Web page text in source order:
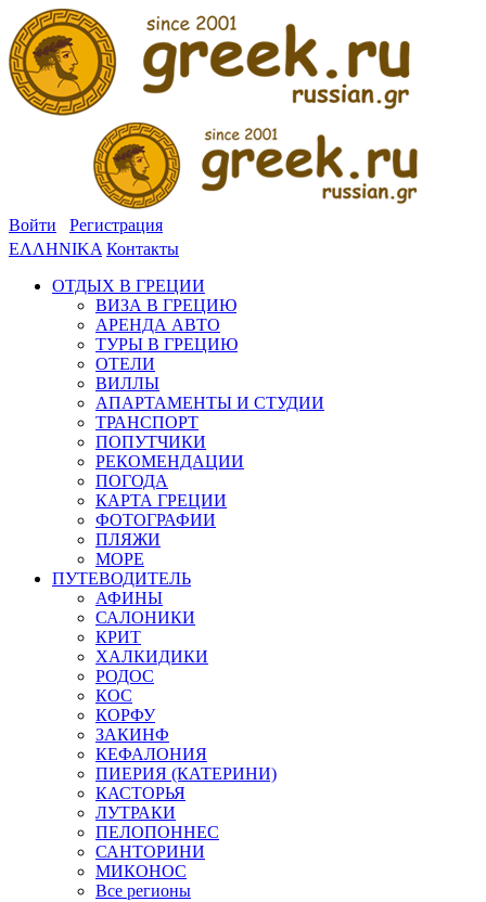
Войти
Регистрация
ΕΛΛΗΝΙΚΑ Контакты
ОТДЫХ В ГРЕЦИИ
ВИЗА В ГРЕЦИЮ
АРЕНДА АВТО
ТУРЫ В ГРЕЦИЮ
ОТЕЛИ
ВИЛЛЫ
АПАРТАМЕНТЫ И СТУДИИ
ТРАНСПОРТ
ПОПУТЧИКИ
РЕКОМЕНДАЦИИ
ПОГОДА
КАРТА ГРЕЦИИ
ФОТОГРАФИИ
ПЛЯЖИ
МОРЕ
ПУТЕВОДИТЕЛЬ
АФИНЫ
САЛОНИКИ
КРИТ
ХАЛКИДИКИ
РОДОС
КОС
КОРФУ
ЗАКИНФ
КЕФАЛОНИЯ
ПИЕРИЯ (КАТЕРИНИ)
КАСТОРЬЯ
ЛУТРАКИ
ПЕЛОПОННЕС
САНТОРИНИ
МИКОНОС
Все регионы